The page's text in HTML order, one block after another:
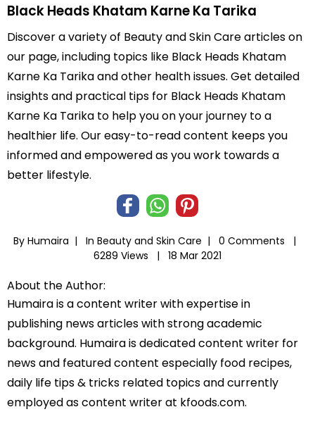
Black Heads Khatam Karne Ka Tarika
Discover a variety of Beauty and Skin Care articles on
our page, including topics like Black Heads Khatam
Karne Ka Tarika and other health issues. Get detailed
insights and practical tips for Black Heads Khatam
Karne Ka Tarika to help you on your journey to a
healthier life. Our easy-to-read content keeps you
informed and empowered as you work towards a
better lifestyle.
By Humaira | In Beauty and Skin Care |
0 Comments |
6289 Views |
18 Mar 2021
About the Author:
Humaira is a content writer with expertise in
publishing news articles with strong academic
background. Humaira is dedicated content writer for
news and featured content especially food recipes,
daily life tips & tricks related topics and currently
employed as content writer at kfoods.com.